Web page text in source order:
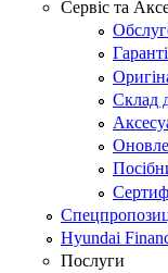
Сервіс та
Склад
Hyundai
Послуги